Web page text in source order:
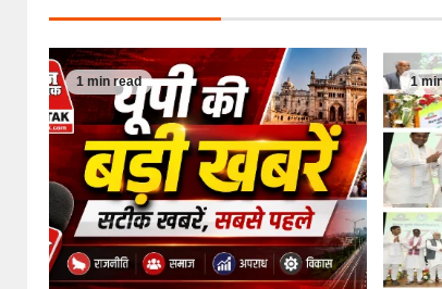
1 min read 1